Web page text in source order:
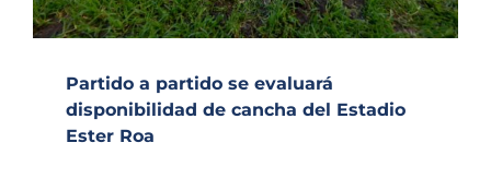
Partido a partido se evaluará
disponibilidad de cancha del Estadio
Ester Roa